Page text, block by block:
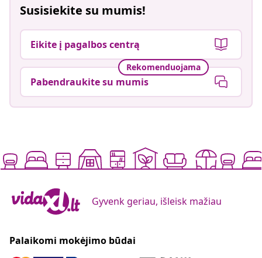
Susisiekite su mumis!
Eikite į pagalbos centrą
Rekomenduojama
Pabendraukite su mumis
Gyvenk geriau, išleisk mažiau
Palaikomi mokėjimo būdai